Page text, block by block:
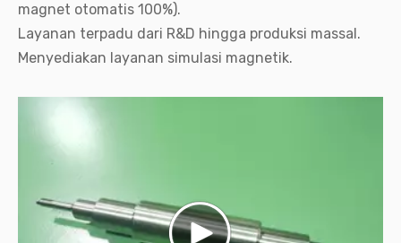
magnet otomatis 100%).
Layanan terpadu dari R&D hingga produksi massal.
Menyediakan layanan simulasi magnetik.